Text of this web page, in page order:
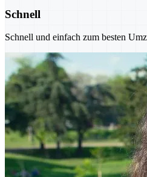
Schnell
Schnell und einfach zum besten